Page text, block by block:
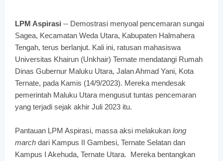
LPM Aspirasi -- Demostrasi menyoal pencemaran sungai
Sagea, Kecamatan Weda Utara, Kabupaten Halmahera
Tengah, terus berlanjut. Kali ini, ratusan mahasiswa
Universitas Khairun (Unkhair) Ternate mendatangi Rumah
Dinas Gubernur Maluku Utara, Jalan Ahmad Yani, Kota
Ternate, pada Kamis (14/9/2023). Mereka mendesak
pemerintah Maluku Utara mengusut tuntas pencemaran
yang terjadi sejak akhir Juli 2023 itu.
Pantauan LPM Aspirasi, massa aksi melakukan long
march dari Kampus II Gambesi, Ternate Selatan dan
Kampus I Akehuda, Ternate Utara. Mereka bentangkan